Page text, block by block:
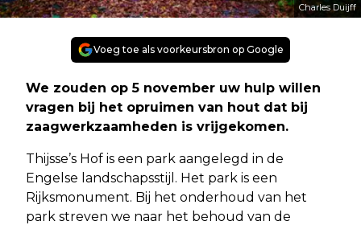
Charles Duijff
Voeg toe als voorkeursbron op Google
We zouden op 5 november uw hulp willen
vragen bij het opruimen van hout dat bij
zaagwerkzaamheden is vrijgekomen.
Thijsse’s Hof is een park aangelegd in de
Engelse landschapsstijl. Het park is een
Rijksmonument. Bij het onderhoud van het
park streven we naar het behoud van de